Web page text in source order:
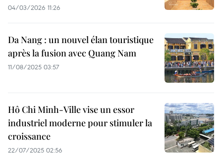
04/03/2026 11:26
Da Nang : un nouvel élan touristique
après la fusion avec Quang Nam
11/08/2025 03:57
Hô Chi Minh-Ville vise un essor
industriel moderne pour stimuler la
croissance
22/07/2025 02:56